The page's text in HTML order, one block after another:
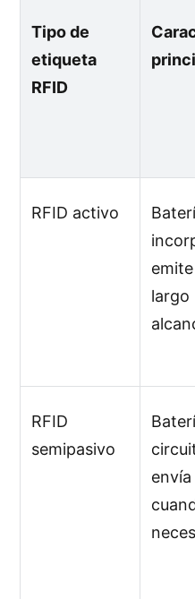
Tipo de
etiqueta
RFID
RFID activo
largo
RFID
semipasivo
envía